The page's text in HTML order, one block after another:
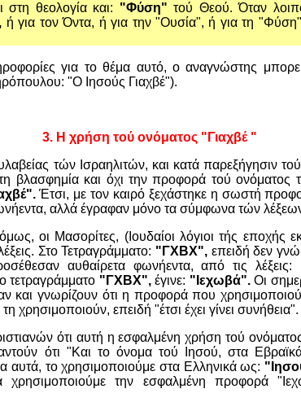
στη θεολογία και: "Φύση" τού Θεού. Όταν
ή για τον Όντα, ή για την "Ουσία", ή για τη
για το θέμα αυτό, ο αναγνώστης
"Ο Ιησούς Γιαχβέ").
3. Η χρήση τού ονόματος "Γιαχβέ "
τών Ισραηλιτών, και κατά παρεξήγησιν τού
βλασφημία και όχι την προφορά τού ονόματος
Έτσι, με τον καιρό ξεχάστηκε η σωστή
αλλά έγραφαν μόνο τα σύμφωνα τών
οι Μασορίτες, (Ιουδαίοι λόγιοι τής εποχής
Στο Τετραγράμματο: "ΓΧΒΧ", επειδή δεν
αυθαίρετα φωνήεντα, από τις λέξεις:
τετραγράμματο "ΓΧΒΧ",έγινε: "Ιεχωβά".Οι
και γνωρίζουν ότι η προφορά που
χρησιμοποιούν, επειδή "έτσι έχει γίνει συνήθεια".
ότι αυτή η εσφαλμένη χρήση τού ονόματος
ότι "Και το όνομα τού Ιησού, στα
αυτά, το χρησιμοποιούμε στα Ελληνικά ως:
την εσφαλμένη προφορά